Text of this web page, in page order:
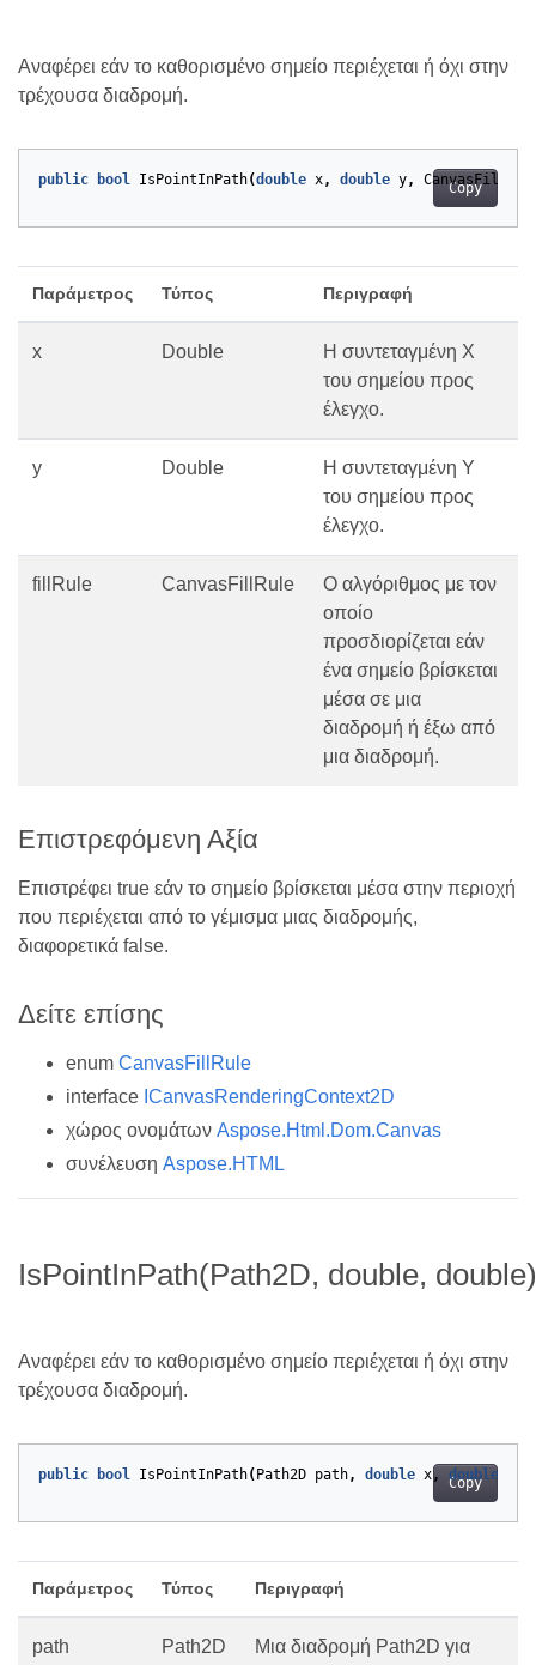
Αναφέρει εάν το καθορισμένο σημείο περιέχεται ή όχι στην
τρέχουσα διαδρομή.
Copy
public bool IsPointInPath(double x, double y,
Παράμετρος Τύπος Περιγραφή
x Double
Η συντεταγμένη Χ
του σημείου προς
έλεγχο.
y Double
Η συντεταγμένη Υ
του σημείου προς
έλεγχο.
fillRule CanvasFillRule
Ο αλγόριθμος με τον
οποίο
προσδιορίζεται εάν
ένα σημείο βρίσκεται
μέσα σε μια
διαδρομή ή έξω από
μια διαδρομή.
Επιστρεφόμενη Αξία
Επιστρέφει true εάν το σημείο βρίσκεται μέσα στην περιοχή
που περιέχεται από το γέμισμα μιας διαδρομής,
διαφορετικά false.
Δείτε επίσης
enum CanvasFillRule
interface ICanvasRenderingContext2D
χώρος ονομάτων Aspose.Html.Dom.Canvas
συνέλευση Aspose.HTML
IsPointInPath(Path2D, double, double)
Αναφέρει εάν το καθορισμένο σημείο περιέχεται ή όχι στην
τρέχουσα διαδρομή.
Copy
public bool IsPointInPath( Path2D path, double x, double
Παράμετρος Τύπος Περιγραφή
path Path2D Μια διαδρομή Path2D για